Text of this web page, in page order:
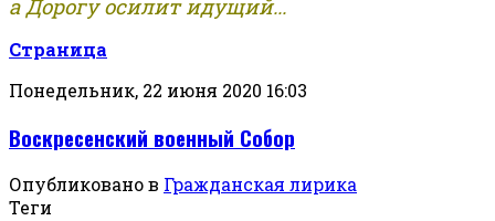
а Дорогу осилит идущий...
Страница
Понедельник, 22 июня 2020 16:03
Воскресенский военный Собор
Опубликовано в Гражданская лирика
Теги